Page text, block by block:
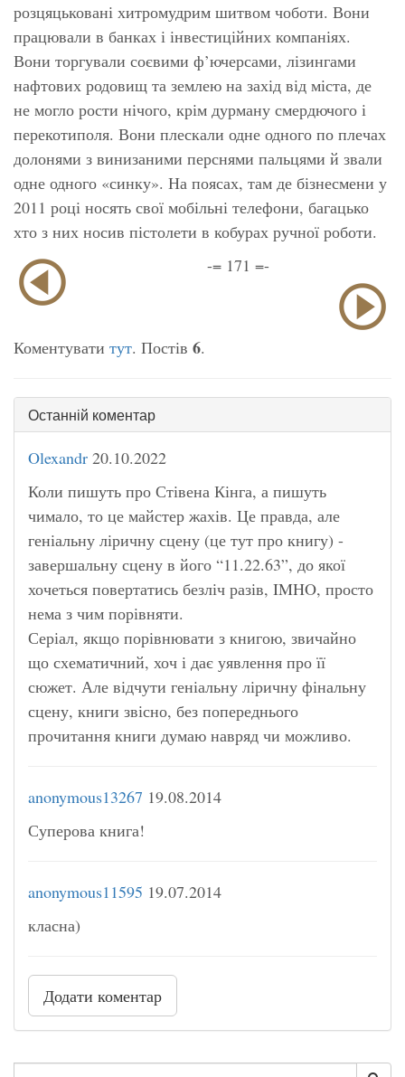
розцяцьковані хитромудрим шитвом чоботи. Вони
працювали в банках і інвестиційних компаніях.
Вони торгували соєвими ф’ючерсами, лізингами
нафтових родовищ та землею на захід від міста, де
не могло рости нічого, крім дурману смердючого і
перекотиполя. Вони плескали одне одного по плечах
долонями з винизаними перснями пальцями й звали
одне одного «синку». На поясах, там де бізнесмени у
2011 році носять свої мобільні телефони, багацько
хто з них носив пістолети в кобурах ручної роботи.
-= 171 =-
Коментувати тут. Постів 6.
Останній коментар
Olexandr 20.10.2022
Коли пишуть про Стівена Кінга, а пишуть
чимало, то це майстер жахів. Це правда, але
геніальну ліричну сцену (це тут про книгу) -
завершальну сцену в його “11.22.63”, до якої
хочеться повертатись безліч разів, IMHO, просто
нема з чим порівняти.
Серіал, якщо порівнювати з книгою, звичайно
що схематичний, хоч і дає уявлення про її
сюжет. Але відчути геніальну ліричну фінальну
сцену, книги звісно, без попереднього
прочитання книги думаю навряд чи можливо.
anonymous13267 19.08.2014
Суперова книга!
anonymous11595 19.07.2014
класна)
Додати коментар